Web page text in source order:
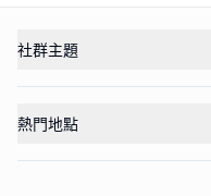
社群主題
熱門地點